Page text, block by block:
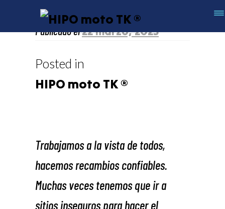
Publicado el22 marzo, 2023
Posted in
HIPO moto TK ®
Trabajamos a la vista de todos,
hacemos recambios confiables.
Muchas veces tenemos que ir a
sitios inseguros para hacer el